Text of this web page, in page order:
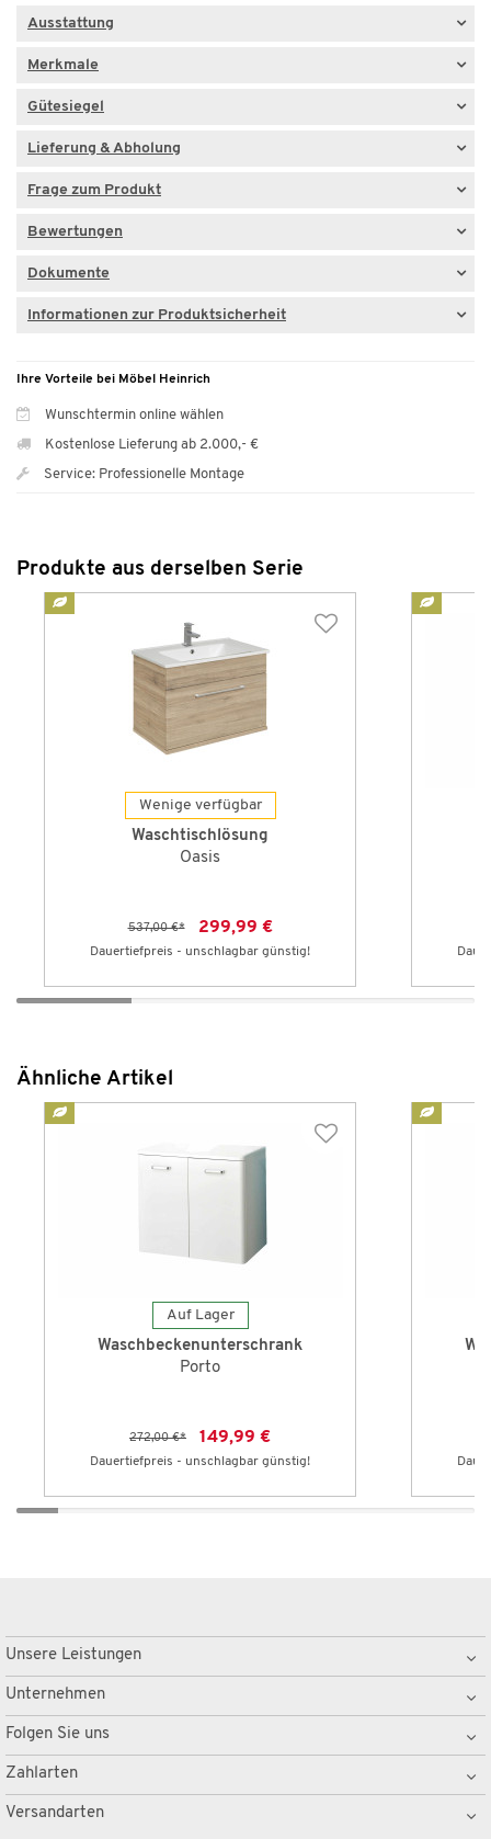
Ausstattung
Merkmale
Gütesiegel
Lieferung & Abholung
Frage zum Produkt
Bewertungen
Dokumente
Informationen zur Produktsicherheit
Ihre Vorteile bei Möbel Heinrich
Wunschtermin online wählen
Kostenlose Lieferung ab 2.000,- €
Service: Professionelle Montage
Produkte aus derselben Serie
Wenige verfügbar
Waschtischlösung
Oasis
537,00 €* 299,99 €
Dauertiefpreis - unschlagbar günstig!
Ähnliche Artikel
Auf Lager
Waschbeckenunterschrank
Porto
272,00 €* 149,99 €
Dauertiefpreis - unschlagbar günstig!
Unsere Leistungen
Unternehmen
Folgen Sie uns
Zahlarten
Versandarten